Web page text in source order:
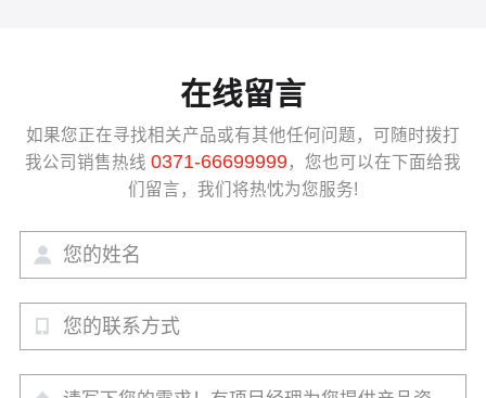
在线留言
如果您正在寻找相关产品或有其他任何问题，可随时拨打
我公司销售热线 0371-66699999，您也可以在下面给我
们留言，我们将热忱为您服务!